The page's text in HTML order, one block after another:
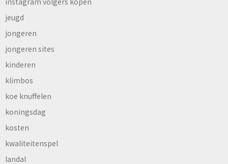
jeugd
jongeren
jongeren sites
kinderen
klimbos
koe knuffelen
koningsdag
kosten
kwaliteitenspel
landal